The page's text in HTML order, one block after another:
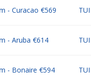
- Curacao €569 TUI
- Aruba €614 TUI
- Bonaire €594 TUI